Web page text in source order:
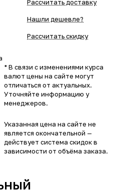
Рассчитать доставку
Нашли дешевле?
Рассчитать скидку
* В связи с изменениями курса
валют цены на сайте могут
отличаться от актуальных.
Уточняйте информацию у
менеджеров.
Указанная цена на сайте не
является окончательной —
действует система скидок в
зависимости от объёма заказа.